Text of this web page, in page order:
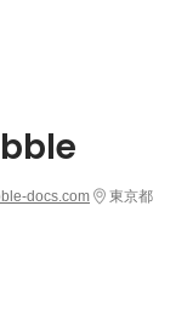
docs.com 東京都